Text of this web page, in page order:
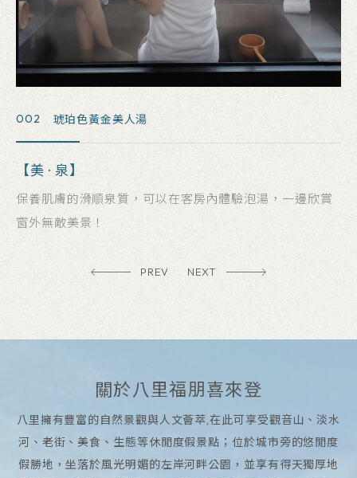
003 宴會廳
【會 · 宴】
好的場地成就好的會議，全新多功能會議設備，寬闊的空
間可擺放多種桌型。
PREV NEXT
關於八里福朋喜來登
八里擁有豐富的自然景觀與人文薈萃,在此可享受觀音山、淡水
河、老街、美食、生態等休閒度假景點；位於城市旁的悠閒度
假勝地，坐落於風光明媚的左岸河畔公園，並享有得天獨厚地